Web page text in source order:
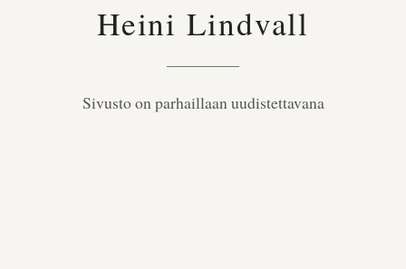
Heini Lindvall
Sivusto on parhaillaan uudistettavana